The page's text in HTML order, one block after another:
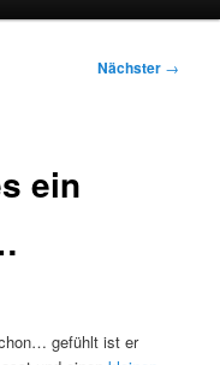
Nächster →
ein
gefühlt ist er